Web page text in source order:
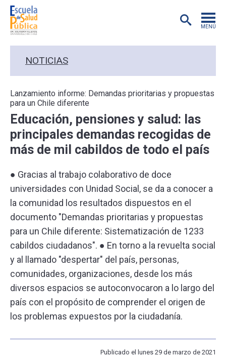
MENÚ
EDUCACIÓN CONTINUA
ACADÉMICOS
PLATAFORMA EDUCATIVA
NOTICIAS
Lanzamiento informe: Demandas prioritarias y propuestas
para un Chile diferente
Educación, pensiones y salud: las
principales demandas recogidas de
más de mil cabildos de todo el país
● Gracias al trabajo colaborativo de doce
universidades con Unidad Social, se da a conocer a
la comunidad los resultados dispuestos en el
documento "Demandas prioritarias y propuestas
para un Chile diferente: Sistematización de 1233
cabildos ciudadanos". ● En torno a la revuelta social
y al llamado "despertar" del país, personas,
comunidades, organizaciones, desde los más
diversos espacios se autoconvocaron a lo largo del
país con el propósito de comprender el origen de
los problemas expuestos por la ciudadanía.
Publicado el lunes 29 de marzo de 2021